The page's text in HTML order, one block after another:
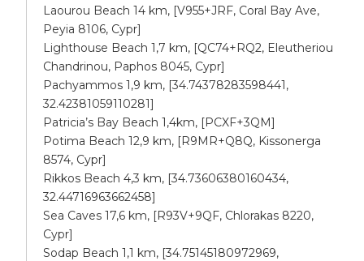
Laourou Beach 14 km, [V955+JRF, Coral Bay Ave,
Peyia 8106, Cypr]
Lighthouse Beach 1,7 km, [QC74+RQ2, Eleutheriou
Chandrinou, Paphos 8045, Cypr]
Pachyammos 1,9 km, [34.74378283598441,
32.42381059110281]
Patricia’s Bay Beach 1,4km, [PCXF+3QM]
Potima Beach 12,9 km, [R9MR+Q8Q, Kissonerga
8574, Cypr]
Rikkos Beach 4,3 km, [34.73606380160434,
32.44716963662458]
Sea Caves 17,6 km, [R93V+9QF, Chlorakas 8220,
Cypr]
Sodap Beach 1,1 km, [34.75145180972969,